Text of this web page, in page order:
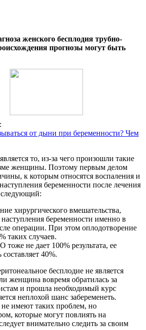
женского бесплодия трубно-
прогнозы могут быть
от дыни при беременности? Чем
то, из-за чего произошли такие
женщины. Поэтому первым делом
к которым относятся воспаления и
беременности после лечения
следующий:
хирургического вмешательства,
беременности именно в
операции. При этом оплодотворение
таких случаев.
не дает 100% результата, ее
40%.
бесплодие не является
женщина вовремя обратилась за
и прошла необходимый курс
неплохой шанс забеременеть.
имеют таких проблем, но
которые могут повлиять на
внимательно следить за своим